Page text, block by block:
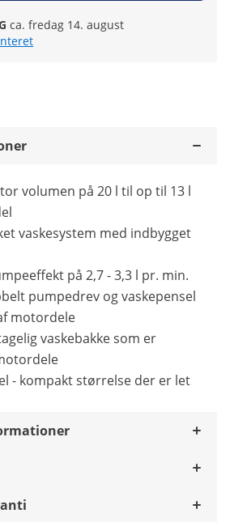
ca. fredag 14. august
volumen på 20 l til op til 13 l
vaskesystem med indbygget
på 2,7 - 3,3 l pr. min.
pumpedrev og vaskepensel
motordele
vaskebakke som er
- kompakt størrelse der er let